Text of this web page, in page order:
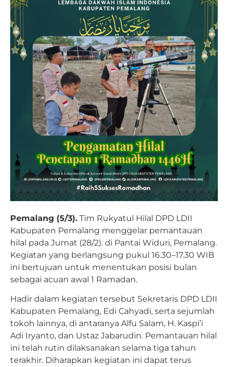
Pemalang (5/3). Tim Rukyatul Hilal DPD LDII
Kabupaten Pemalang menggelar pemantauan
hilal pada Jumat (28/2). di Pantai Widuri, Pemalang.
Kegiatan yang berlangsung pukul 16.30–17.30 WIB
ini bertujuan untuk menentukan posisi bulan
sebagai acuan awal 1 Ramadan.
Hadir dalam kegiatan tersebut Sekretaris DPD LDII
Kabupaten Pemalang, Edi Cahyadi, serta sejumlah
tokoh lainnya, di antaranya Alfu Salam, H. Kaspi’i
Adi Iryanto, dan Ustaz Jabarudin. Pemantauan hilal
ini telah rutin dilaksanakan selama tiga tahun
terakhir. Diharapkan kegiatan ini dapat terus